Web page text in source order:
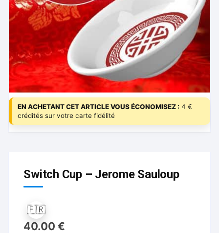
EN ACHETANT CET ARTICLE VOUS ÉCONOMISEZ : 4 €
crédités sur votre carte fidélité
Switch Cup – Jerome Sauloup
🇫🇷
40.00€